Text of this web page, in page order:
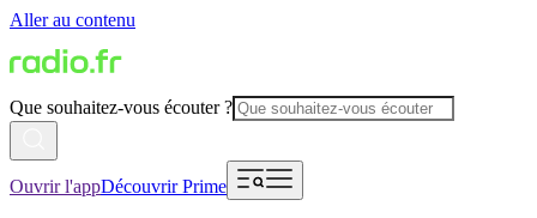
Aller au contenu
Que souhaitez-vous écouter ?
Ouvrir l'appDécouvrir Prime